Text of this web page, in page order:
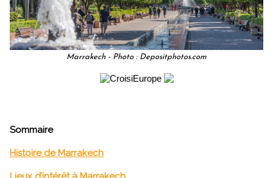
Marrakech - Photo : Depositphotos.com
Sommaire
Histoire de Marrakech